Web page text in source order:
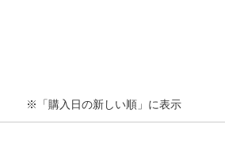
※「購入日の新しい順」に表示